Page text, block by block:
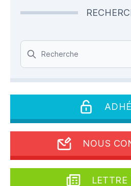
Search
NOUS